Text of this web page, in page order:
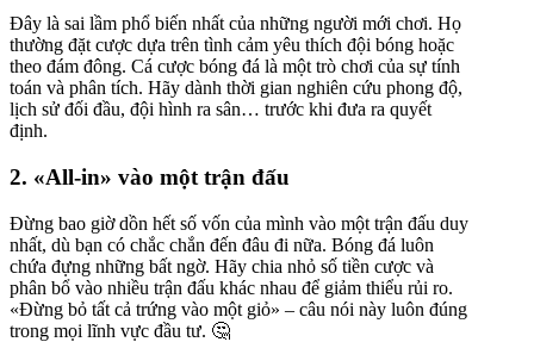
Đây là sai lầm phổ biến nhất của những người mới chơi. Họ
thường đặt cược dựa trên tình cảm yêu thích đội bóng hoặc
theo đám đông. Cá cược bóng đá là một trò chơi của sự tính
toán và phân tích. Hãy dành thời gian nghiên cứu phong độ,
lịch sử đối đầu, đội hình ra sân… trước khi đưa ra quyết
định.
2. «All-in» vào một trận đấu
Đừng bao giờ dồn hết số vốn của mình vào một trận đấu duy
nhất, dù bạn có chắc chắn đến đâu đi nữa. Bóng đá luôn
chứa đựng những bất ngờ. Hãy chia nhỏ số tiền cược và
phân bổ vào nhiều trận đấu khác nhau để giảm thiểu rủi ro.
«Đừng bỏ tất cả trứng vào một giỏ» – câu nói này luôn đúng
trong mọi lĩnh vực đầu tư. 🤔